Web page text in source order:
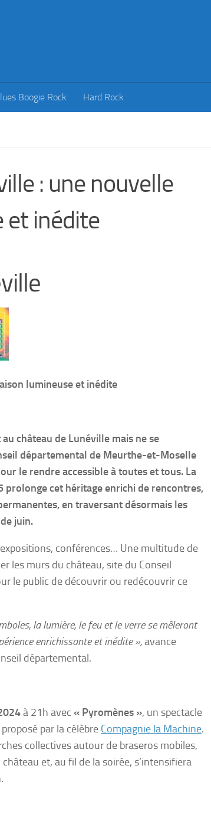
Boogie Rock Hard Rock
: une nouvelle
et inédite
lumineuse et inédite
château de Lunéville mais ne se
départemental de Meurthe-et-Moselle
le rendre accessible à toutes et tous. La
cet héritage enrichi de rencontres,
en traversant désormais les
juin.
conférences… Une multitude de
les murs du château, site du Conseil
le public de découvrir ou redécouvrir ce
la lumière, le feu et le verre se mêleront
enrichissante et inédite »,avance
départemental.
à 21h avec « Pyromènes », un spectacle
par la célèbre Compagnie la Machine.
collectives autour de braseros mobiles,
et, au fil de la soirée, s’intensifiera